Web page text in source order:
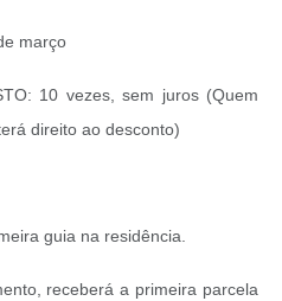
março
10 vezes, sem juros (Quem
direito ao desconto)
guia na residência.
receberá a primeira parcela